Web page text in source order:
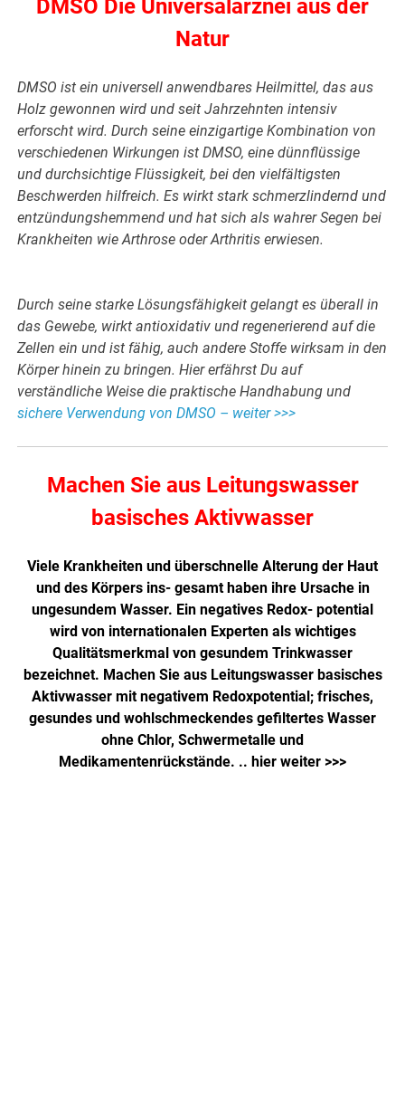
DMSO Die Universalarznei aus der
Natur
DMSO ist ein universell anwendbares Heilmittel, das aus
Holz gewonnen wird und seit Jahrzehnten intensiv
erforscht wird. Durch seine einzigartige Kombination von
verschiedenen Wirkungen ist DMSO, eine dünnflüssige
und durchsichtige Flüssigkeit, bei den vielfältigsten
Beschwerden hilfreich. Es wirkt stark schmerzlindernd und
entzündungshemmend und hat sich als wahrer Segen bei
Krankheiten wie Arthrose oder Arthritis erwiesen.
Durch seine starke Lösungsfähigkeit gelangt es überall in
das Gewebe, wirkt antioxidativ und regenerierend auf die
Zellen ein und ist fähig, auch andere Stoffe wirksam in den
Körper hinein zu bringen. Hier erfährst Du auf
verständliche Weise die praktische Handhabung und
sichere Verwendung von DMSO – weiter >>>
Machen Sie aus Leitungswasser
basisches Aktivwasser
Viele Krankheiten und überschnelle Alterung der Haut
und des Körpers ins- gesamt haben ihre Ursache in
ungesundem Wasser. Ein negatives Redox- potential
wird von internationalen Experten als wichtiges
Qualitätsmerkmal von gesundem Trinkwasser
bezeichnet. Machen Sie aus Leitungswasser basisches
Aktivwasser mit negativem Redoxpotential; frisches,
gesundes und wohlschmeckendes gefiltertes Wasser
ohne Chlor, Schwermetalle und
Medikamentenrückstände. .. hier weiter >>>